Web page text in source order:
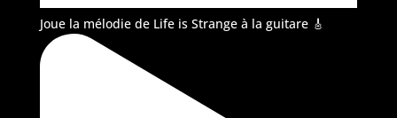
Joue la mélodie de Life is Strange à la guitare 🎸